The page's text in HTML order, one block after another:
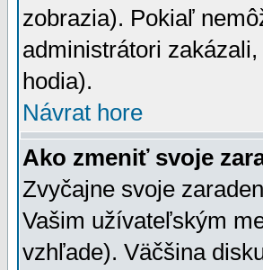
zobrazia). Pokiaľ
administrátori
hodia).
Návrat hore
Ako zmeniť svoje
Zvyčajne svoje
Vašim užívateľským
vzhľade). Väčšina